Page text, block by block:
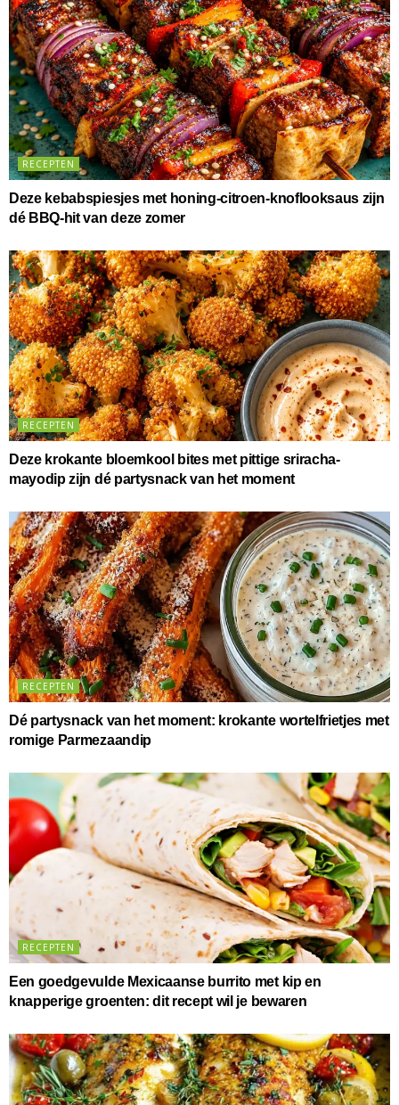
RECEPTEN
Deze kebabspiesjes met honing-citroen-knoflooksaus zijn
dé BBQ-hit van deze zomer
RECEPTEN
Deze krokante bloemkool bites met pittige sriracha-
mayodip zijn dé partysnack van het moment
RECEPTEN
Dé partysnack van het moment: krokante wortelfrietjes met
romige Parmezaandip
RECEPTEN
Een goedgevulde Mexicaanse burrito met kip en
knapperige groenten: dit recept wil je bewaren